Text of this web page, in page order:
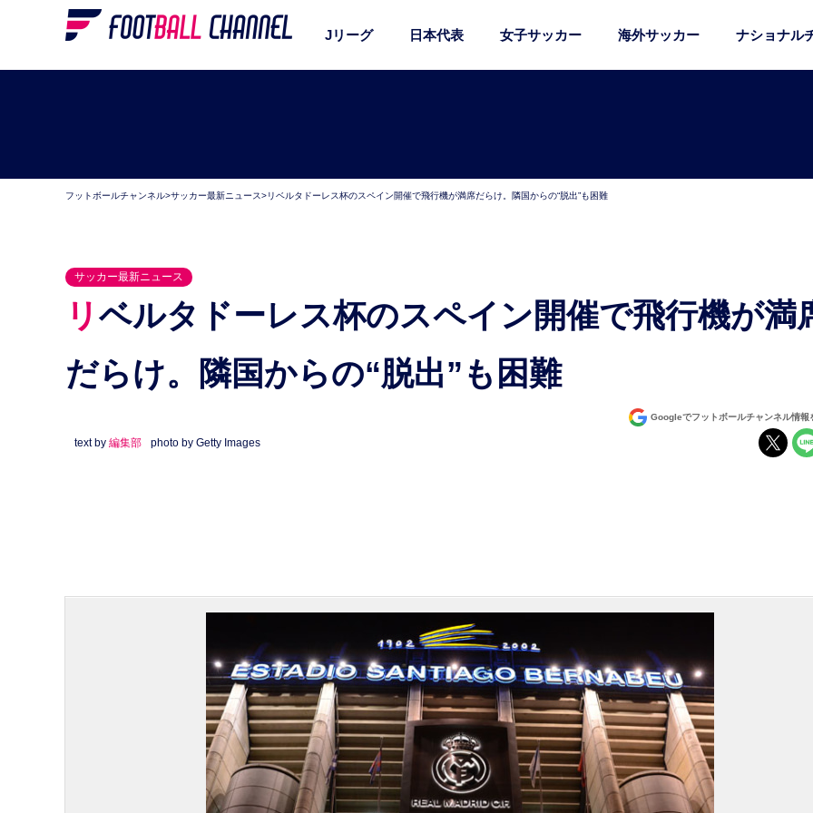
Jリーグ 日本代表 女子サッカー 海外サッカー ナショナル
フットボールチャンネル>サッカー最新ニュース>リベルタドーレス杯のスペイン開催で飛行機が満席だらけ。隣国からの“脱出”も困難
サッカー最新ニュース
リベルタドーレス杯のスペイン開催で飛行機が満席
だらけ。隣国からの“脱出”も困難
Googleでフットボールチャンネル情報
text by 編集部 photo by Getty Images